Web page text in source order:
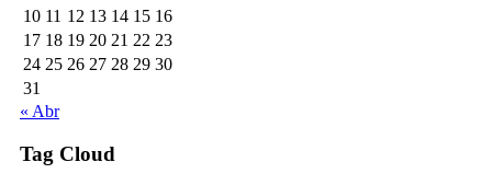
10 11 12 13 14 15 16
17 18 19 20 21 22 23
24 25 26 27 28 29 30
31
« Abr
Tag Cloud